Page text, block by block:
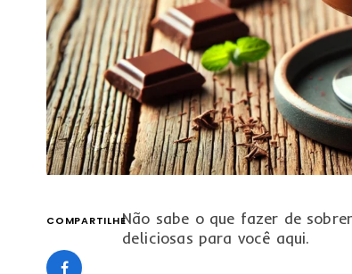
COMPARTILHENão sabe o que fazer de
deliciosas para você aqui.